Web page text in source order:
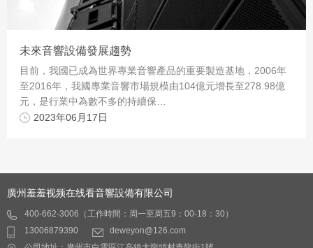
未來音響設備發展趨勢
目前，我國已成為世界專業音響產品的重要製造基地，2006年
至2016年，我國專業音響市場規模由104億元增長至278.98億
元，是行業中為數不多的持續保…
2023年06月17日
廣州羞羞视频在线看音響設備有限公司
400-662-3006（工作時間：周一至周五9：00-18：30）
13006879390
deweyon@126.com